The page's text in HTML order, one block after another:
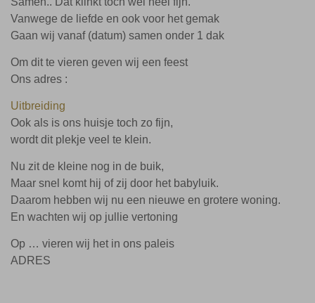
Vanwege de liefde en ook voor het gemak
Gaan wij vanaf (datum) samen onder 1 dak
Om dit te vieren geven wij een feest
Ons adres :
Uitbreiding
Ook als is ons huisje toch zo fijn,
wordt dit plekje veel te klein.
Nu zit de kleine nog in de buik,
Maar snel komt hij of zij door het babyluik.
Daarom hebben wij nu een nieuwe en grotere woning.
En wachten wij op jullie vertoning
Op … vieren wij het in ons paleis
ADRES